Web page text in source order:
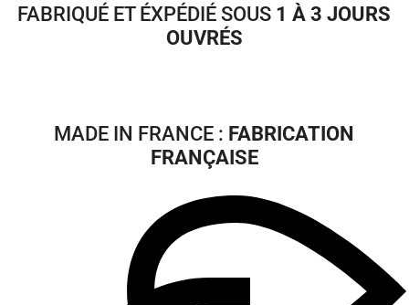
FABRIQUÉ ET ÉXPÉDIÉ SOUS 1 À 3 JOURS
OUVRÉS
MADE IN FRANCE : FABRICATION
FRANÇAISE